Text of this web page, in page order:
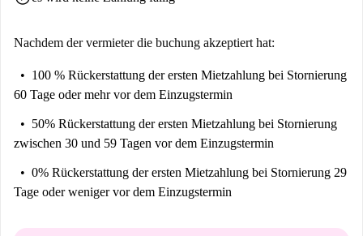
Nachdem der vermieter die buchung akzeptiert hat:
100 % Rückerstattung der ersten Mietzahlung bei Stornierung
60 Tage oder mehr vor dem Einzugstermin
50% Rückerstattung der ersten Mietzahlung bei Stornierung
zwischen 30 und 59 Tagen vor dem Einzugstermin
0% Rückerstattung der ersten Mietzahlung bei Stornierung 29
Tage oder weniger vor dem Einzugstermin